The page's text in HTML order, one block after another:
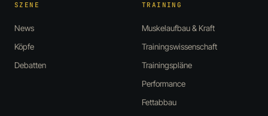
SZENE
News
Köpfe
Debatten
TRAINING
Muskelaufbau & Kraft
Trainingswissenschaft
Trainingspläne
Performance
Fettabbau